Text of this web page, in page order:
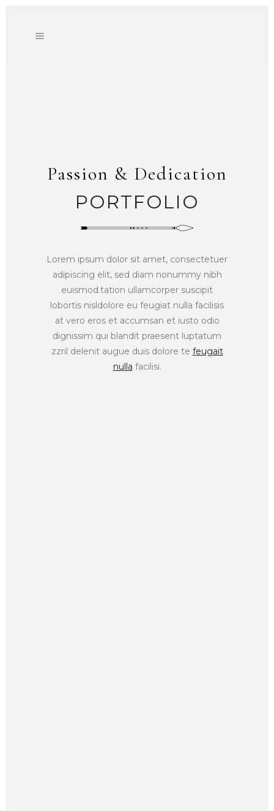
Passion & Dedication
PORTFOLIO
Lorem ipsum dolor sit amet, consectetuer
adipiscing elit, sed diam nonummy nibh
euismod.tation ullamcorper suscipit
lobortis nisldolore eu feugiat nulla facilisis
at vero eros et accumsan et iusto odio
dignissim qui blandit praesent luptatum
zzril delenit augue duis dolore te feugait
nulla facilisi.